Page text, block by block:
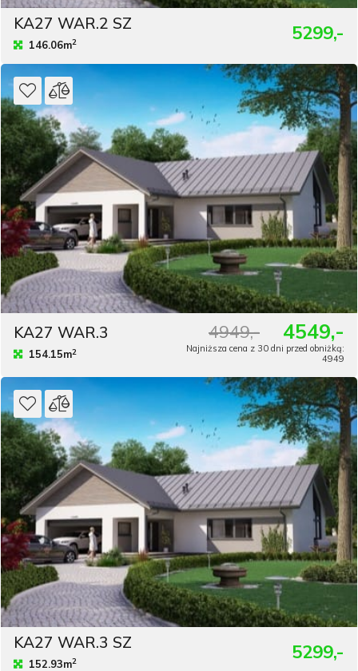
KA27 WAR.2 SZ
146.06m2 5299,-
KA27 WAR.3
154.15m2
4549,-
4949,-
Najniższa cena z 30 dni przed obniżką:
4949
KA27 WAR.3 SZ
152.93m2 5299,-